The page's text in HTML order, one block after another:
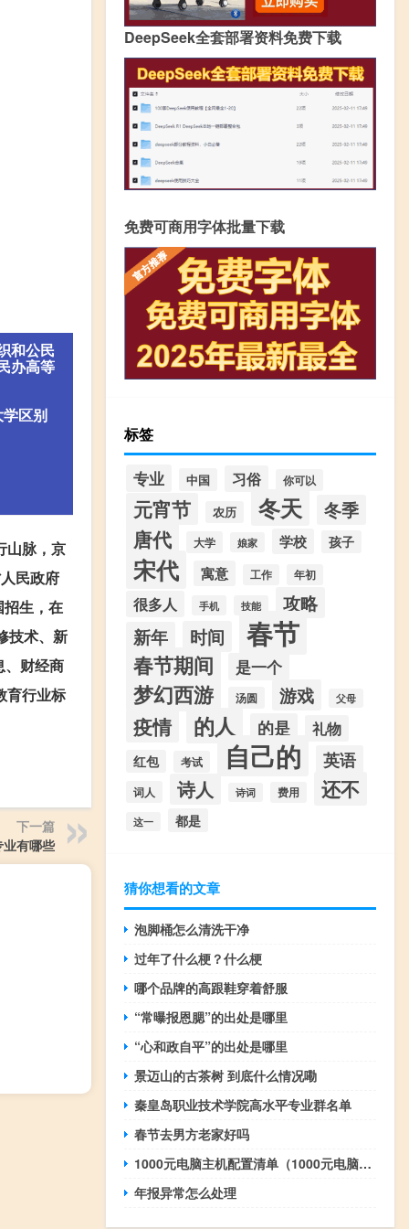
和公民
办高等
区别
山脉，京
民政府
生，在
技术、新
、财经商
育行业标
下一篇
有哪些
DeepSeek全套部署资料免费下载
免费可商用字体批量下载
标签
专业 中国 习俗 你可以
元宵节 农历 冬天 冬季
唐代 大学 娘家 学校 孩子
宋代 寓意 工作 年初
很多人 手机 技能 攻略
新年 时间 春节
春节期间 是一个
梦幻西游 汤圆 游戏 父母
疫情 的人 的是 礼物
红包 考试 自己的 英语
词人 诗人 诗词 费用 还不
这一 都是
猜你想看的文章
泡脚桶怎么清洗干净
过年了什么梗？什么梗
哪个品牌的高跟鞋穿着舒服
“常曝报恩腮”的出处是哪里
“心和政自平”的出处是哪里
景迈山的古茶树 到底什么情况嘞
秦皇岛职业技术学院高水平专业群名单
春节去男方老家好吗
1000元电脑主机配置清单（1000元电脑主机配置）
年报异常怎么处理